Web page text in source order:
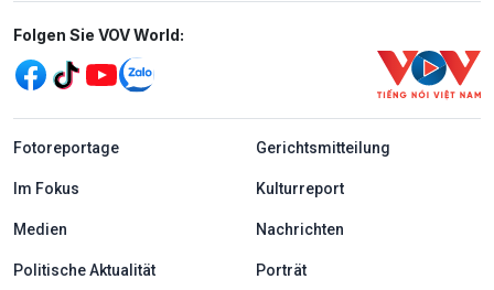
Mạng xã hội
Folgen Sie VOV World:
menu footer tiếng Đức
Fotoreportage Gerichtsmitteilung
Im Fokus Kulturreport
Medien Nachrichten
Politische Aktualität Porträt